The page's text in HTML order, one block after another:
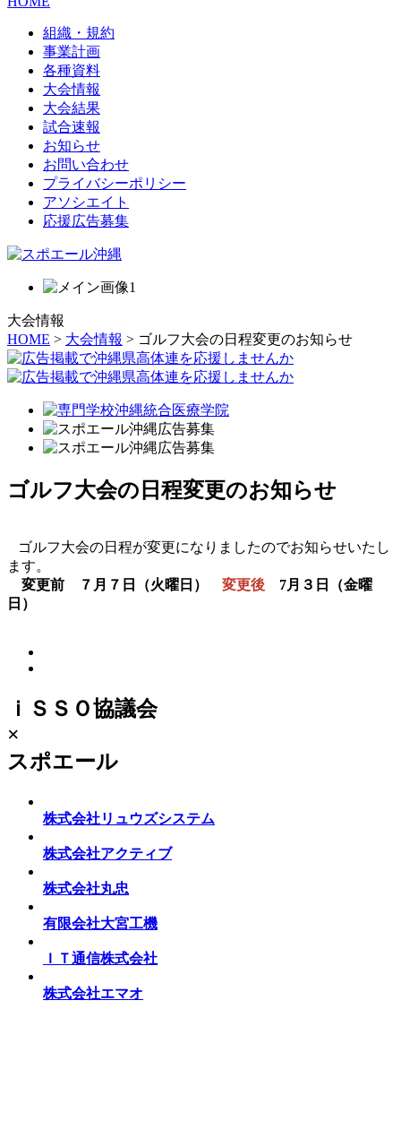
組織・規約
事業計画
各種資料
大会情報
大会結果
試合速報
お知らせ
お問い合わせ
プライバシーポリシー
アソシエイト
応援広告募集
大会情報
HOME > 大会情報 > ゴルフ大会の日程変更のお知らせ
ゴルフ大会の日程変更のお知らせ
ゴルフ大会の日程が変更になりましたのでお知らせいたし
ます。
変更前 ７月７日（火曜日） 変更後 7月３日（金曜
日）
ｉＳＳＯ協議会
×
スポエール
株式会社リュウズシステム
株式会社アクティブ
株式会社丸忠
有限会社大宮工機
ＩＴ通信株式会社
株式会社エマオ